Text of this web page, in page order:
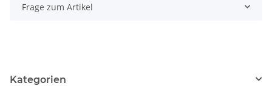
Frage zum Artikel
Kategorien